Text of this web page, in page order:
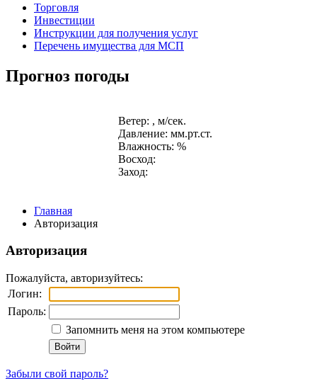
Торговля
Инвестиции
Инструкции для получения услуг
Перечень имущества для МСП
Прогноз погоды
Ветер: , м/сек.
Давление: мм.рт.ст.
Влажность: %
Восход:
Заход:
Главная
Авторизация
Авторизация
Пожалуйста, авторизуйтесь:
Логин:
Пароль:
Запомнить меня на этом компьютере
Забыли свой пароль?